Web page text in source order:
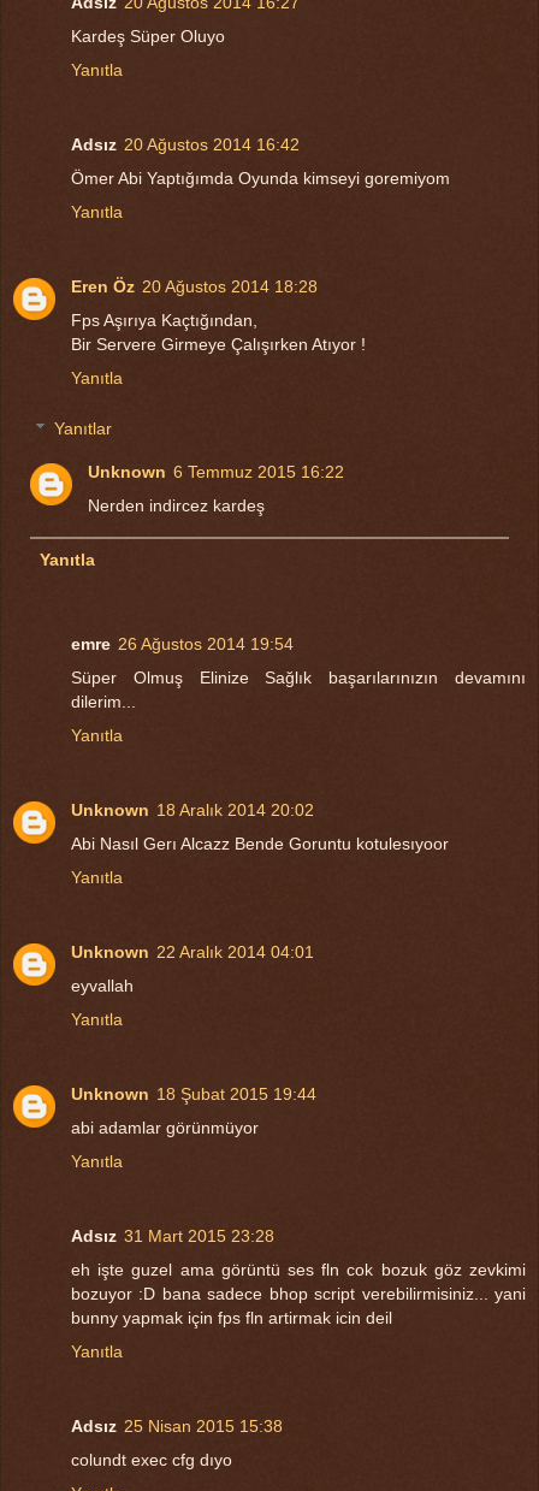
Kardeş Süper Oluyo
Yanıtla
Adsız 20 Ağustos 2014 16:42
Ömer Abi Yaptığımda Oyunda kimseyi goremiyom
Yanıtla
Eren Öz 20 Ağustos 2014 18:28
Fps Aşırıya Kaçtığından,
Bir Servere Girmeye Çalışırken Atıyor !
Yanıtla
Yanıtlar
Unknown 6 Temmuz 2015 16:22
Nerden indircez kardeş
Yanıtla
emre 26 Ağustos 2014 19:54
Süper Olmuş Elinize Sağlık başarılarınızın devamını
dilerim...
Yanıtla
Unknown 18 Aralık 2014 20:02
Abi Nasıl Gerı Alcazz Bende Goruntu kotulesıyoor
Yanıtla
Unknown 22 Aralık 2014 04:01
eyvallah
Yanıtla
Unknown 18 Şubat 2015 19:44
abi adamlar görünmüyor
Yanıtla
Adsız 31 Mart 2015 23:28
eh işte guzel ama görüntü ses fln cok bozuk göz zevkimi
bozuyor :D bana sadece bhop script verebilirmisiniz... yani
bunny yapmak için fps fln artirmak icin deil
Yanıtla
Adsız 25 Nisan 2015 15:38
colundt exec cfg dıyo